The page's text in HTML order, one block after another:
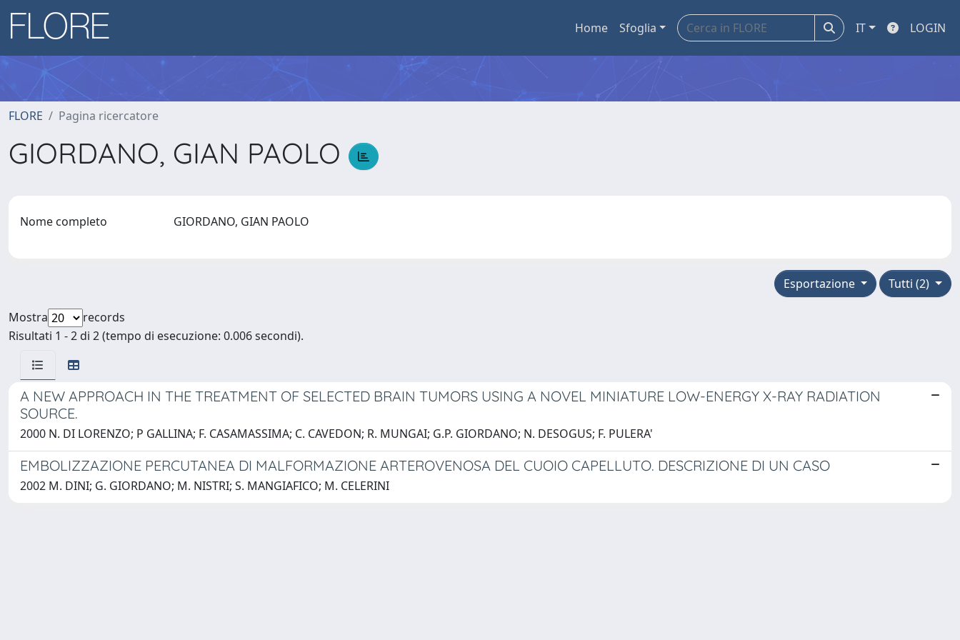
Home Sfoglia IT LOGIN
FLORE Pagina ricercatore
GIORDANO, GIAN PAOLO
Nome completo GIORDANO, GIAN PAOLO
Tutti (2)
Esportazione
Mostra
records
Risultati 1 - 2 di 2 (tempo di esecuzione: 0.006 secondi).
A NEW APPROACH IN THE TREATMENT OF SELECTED BRAIN TUMORS USING A NOVEL MINIATURE LOW-ENERGY X-RAY RADIATION
SOURCE.
2000 N. DI LORENZO; P GALLINA; F. CASAMASSIMA; C. CAVEDON; R. MUNGAI; G.P. GIORDANO; N. DESOGUS; F. PULERA'
EMBOLIZZAZIONE PERCUTANEA DI MALFORMAZIONE ARTEROVENOSA DEL CUOIO CAPELLUTO. DESCRIZIONE DI UN CASO
2002 M. DINI; G. GIORDANO; M. NISTRI; S. MANGIAFICO; M. CELERINI